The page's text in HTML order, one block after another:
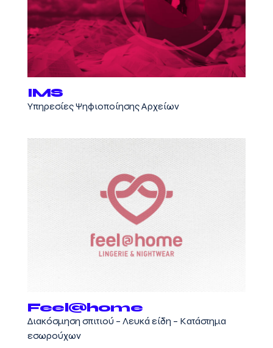
IMS
Υπηρεσίες Ψηφιοποίησης Αρχείων
Feel@home
Διακόσμηση σπιτιού – Λευκά είδη – Κατάστημα
εσωρούχων